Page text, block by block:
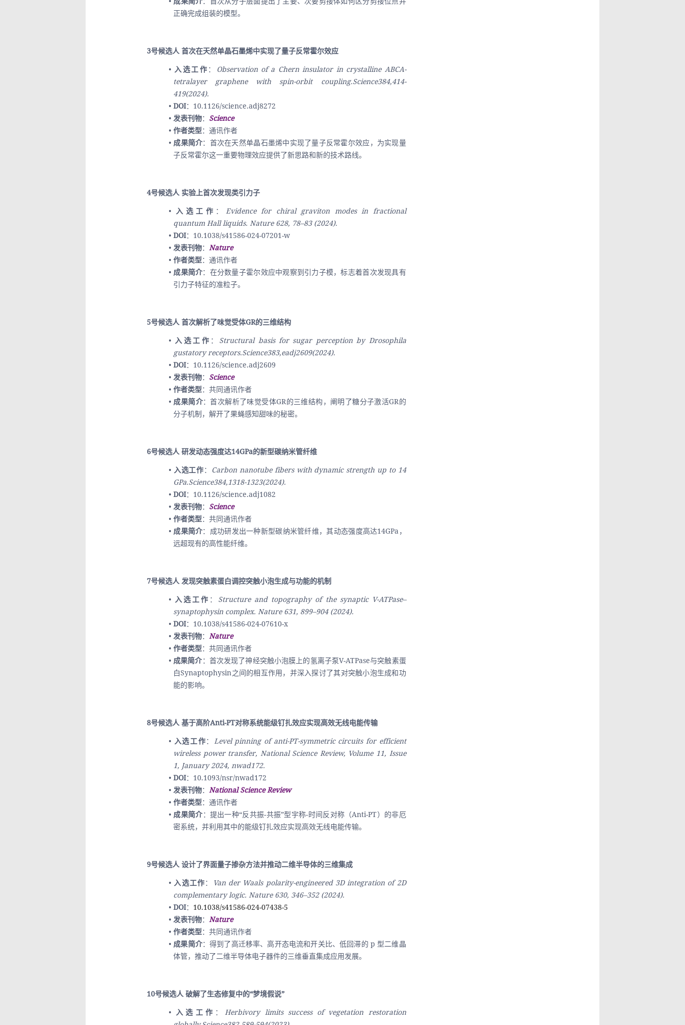
正确完成组装的模型。
3号候选人 首次在天然单晶石墨烯中实现了量子反常霍尔效应
入选工作 ： Observation of a Chern insulator in crystalline ABCA-
tetralayer graphene with spin-orbit coupling.Science384,414-
419(2024).
DOI：10.1126/science.adj8272
发表刊物： Science
作者类型：通讯作者
成果简介：首次在天然单晶石墨烯中实现了量子反常霍尔效应，为实现量
子反常霍尔这一重要物理效应提供了新思路和新的技术路线。
4号候选人 实验上首次发现类引力子
入选工作 ： Evidence for chiral graviton modes in fractional
quantum Hall liquids. Nature 628, 78–83 (2024).
DOI：10.1038/s41586-024-07201-w
发表刊物： Nature
作者类型：通讯作者
成果简介：在分数量子霍尔效应中观察到引力子模，标志着首次发现具有
引力子特征的准粒子。
5号候选人 首次解析了味觉受体GR的三维结构
入选工作 ： Structural basis for sugar perception by Drosophila
gustatory receptors.Science383,eadj2609(2024).
DOI：10.1126/science.adj2609
发表刊物： Science
作者类型：共同通讯作者
成果简介：首次解析了味觉受体GR的三维结构，阐明了糖分子激活GR的
分子机制，解开了果蝇感知甜味的秘密。
6号候选人 研发动态强度达14GPa的新型碳纳米管纤维
入选工作： Carbon nanotube fibers with dynamic strength up to 14
GPa.Science384,1318-1323(2024).
DOI：10.1126/science.adj1082
发表刊物： Science
作者类型：共同通讯作者
成果简介：成功研发出一种新型碳纳米管纤维，其动态强度高达14GPa，
远超现有的高性能纤维。
7号候选人 发现突触素蛋白调控突触小泡生成与功能的机制
入选工作 ： Structure and topography of the synaptic V-ATPase–
synaptophysin complex. Nature 631, 899–904 (2024).
DOI：10.1038/s41586-024-07610-x
发表刊物： Nature
作者类型：共同通讯作者
成果简介：首次发现了神经突触小泡膜上的氢离子泵V-ATPase与突触素蛋
白Synaptophysin之间的相互作用，并深入探讨了其对突触小泡生成和功
能的影响。
8号候选人 基于高阶Anti-PT对称系统能级钉扎效应实现高效无线电能传输
入选工作： Level pinning of anti-PT-symmetric circuits for efficient
wireless power transfer, National Science Review, Volume 11, Issue
1, January 2024, nwad172.
DOI：10.1093/nsr/nwad172
发表刊物： National Science Review
作者类型：通讯作者
成果简介：提出一种“反共振-共振”型宇称-时间反对称（Anti-PT）的非厄
密系统，并利用其中的能级钉扎效应实现高效无线电能传输。
9号候选人 设计了界面量子掺杂方法并推动二维半导体的三维集成
入选工作：
Van der Waals polarity-engineered 3D integration of 2D
complementary logic. Nature 630, 346–352 (2024).
DOI： 10.1038/s41586-024-07438-5
发表刊物： Nature
作者类型：共同通讯作者
成果简介：得到了高迁移率、高开态电流和开关比、低回滞的 p 型二维晶
体管，推动了二维半导体电子器件的三维垂直集成应用发展。
10号候选人 破解了生态修复中的“梦境假说”
入选工作 ：Herbivory limits success of vegetation restoration